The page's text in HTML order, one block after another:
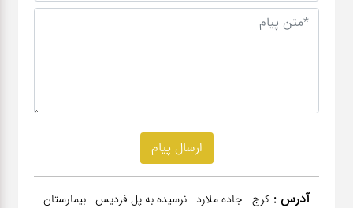
آدرس : کرج - جاده ملارد - نرسیده به پل فردیس - بیمارستان